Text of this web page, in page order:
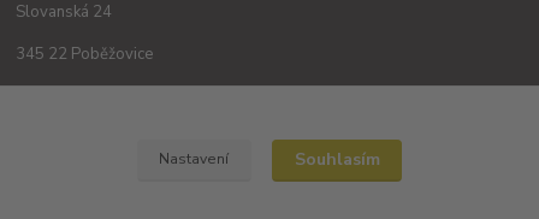
Slovanská 24
345 22 Poběžovice
Nastavení Souhlasím